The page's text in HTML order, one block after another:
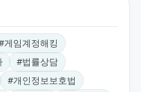
게임계정해킹
#법률상담
#개인정보보호법